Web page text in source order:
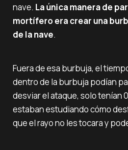
nave. La única manera de
mortífero era crear una
de la nave.
Fuera de esa burbuja, el
dentro de la burbuja podían
desviar el ataque, solo tenían
estaban estudiando cómo
que el rayo no les tocara y